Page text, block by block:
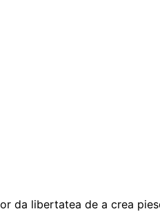
da libertatea de a crea